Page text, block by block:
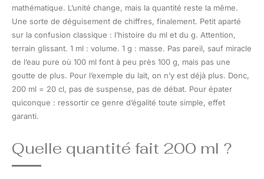
mathématique. L’unité change, mais la quantité reste la même.
Une sorte de déguisement de chiffres, finalement. Petit aparté
sur la confusion classique : l’histoire du ml et du g. Attention,
terrain glissant. 1 ml : volume. 1 g : masse. Pas pareil, sauf miracle
de l’eau pure où 100 ml font à peu près 100 g, mais pas une
goutte de plus. Pour l’exemple du lait, on n’y est déjà plus. Donc,
200 ml = 20 cl, pas de suspense, pas de débat. Pour épater
quiconque : ressortir ce genre d’égalité toute simple, effet
garanti.
Quelle quantité fait 200 ml ?